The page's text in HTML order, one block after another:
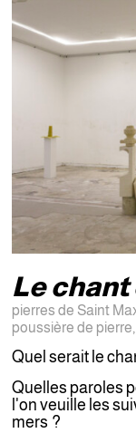
Le
pierres de Saint
poussière de
Quel serait le
Quelles paroles
l'on veuille les
mers ?